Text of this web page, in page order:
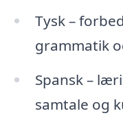
Tysk –
grammatik
Spansk –
samtale og